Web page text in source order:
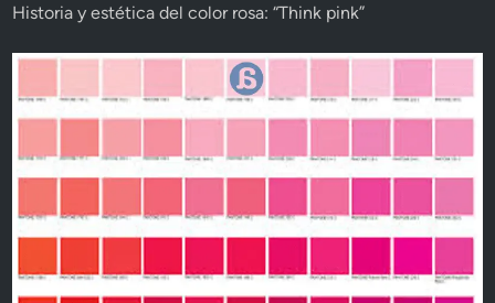
Historia y estética del color rosa: “Think pink”